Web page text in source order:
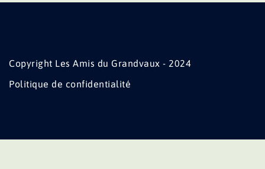
Copyright Les Amis du Grandvaux - 2024
Politique de confidentialité